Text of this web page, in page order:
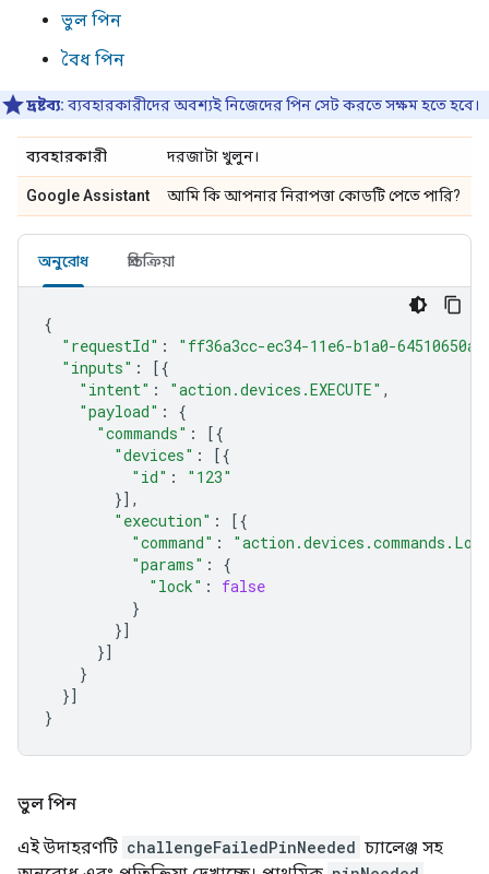
ভুল পিন
বৈধ পিন
দ্রষ্টব্য: ব্যবহারকারীদের অবশ্যই নিজেদের পিন সেট করতে সক্ষম হতে হবে।
ব্যবহারকারী দরজাটা খুলুন।
Google Assistant আমি কি আপনার নিরাপত্তা কোডটি পেতে পারি?
অনুরোধ প্রতিক্রিয়া
{
"requestId" :
"ff36a3cc-ec34-11e6-b1a0-
"inputs" :
[{
"intent" : "action.devices.EXECUTE" ,
"payload" :
{
"commands" :
[{
"devices" :
[{
"id" :
"123"
}],
"execution" :
[{
"command" :
"params" :
{
"lock" :
false
}
}]
}]
}
}]
}
ভুল পিন
এই উদাহরণটি challengeFailedPinNeeded চ্যালেঞ্জ সহ